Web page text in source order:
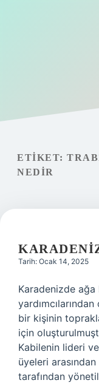
Gizlilik Politikası
Hakkımızda
ETIKET:
NEDIR
Tarih: Ocak 14, 2025
Karadenizde
bir kişinin
için
Kabilenin lideri
üyeleri
tarafından